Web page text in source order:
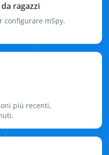
ragazzi
configurare mSpy.
più recenti,